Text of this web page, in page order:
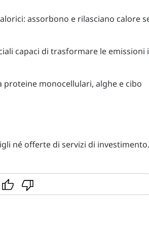
assorbono e rilasciano calore
capaci di trasformare le emissioni
monocellulari, alghe e cibo
né offerte di servizi di investimento.